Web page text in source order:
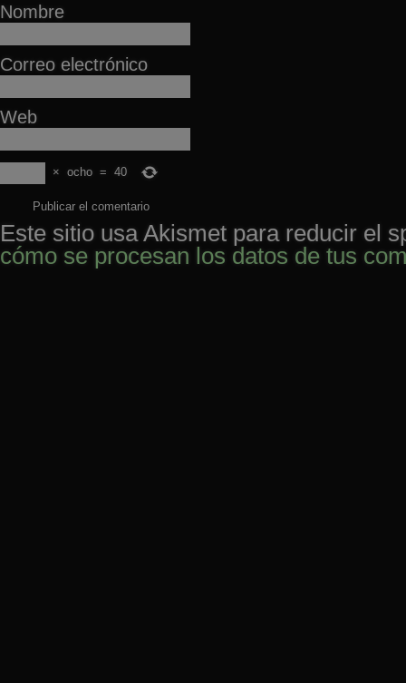
Nombre
Correo electrónico
Web
× ocho = 40
Este sitio usa Akismet para reducir el
cómo se procesan los datos de tus